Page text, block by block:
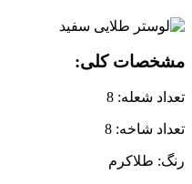
مشخصات کلی:
تعداد شعله: 8
تعداد شاخه: 8
رنگ: طلاکرم